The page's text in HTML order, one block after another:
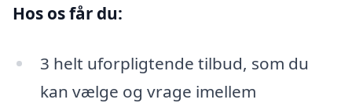
Hos os får du:
3 helt uforpligtende tilbud, som du
kan vælge og vrage imellem